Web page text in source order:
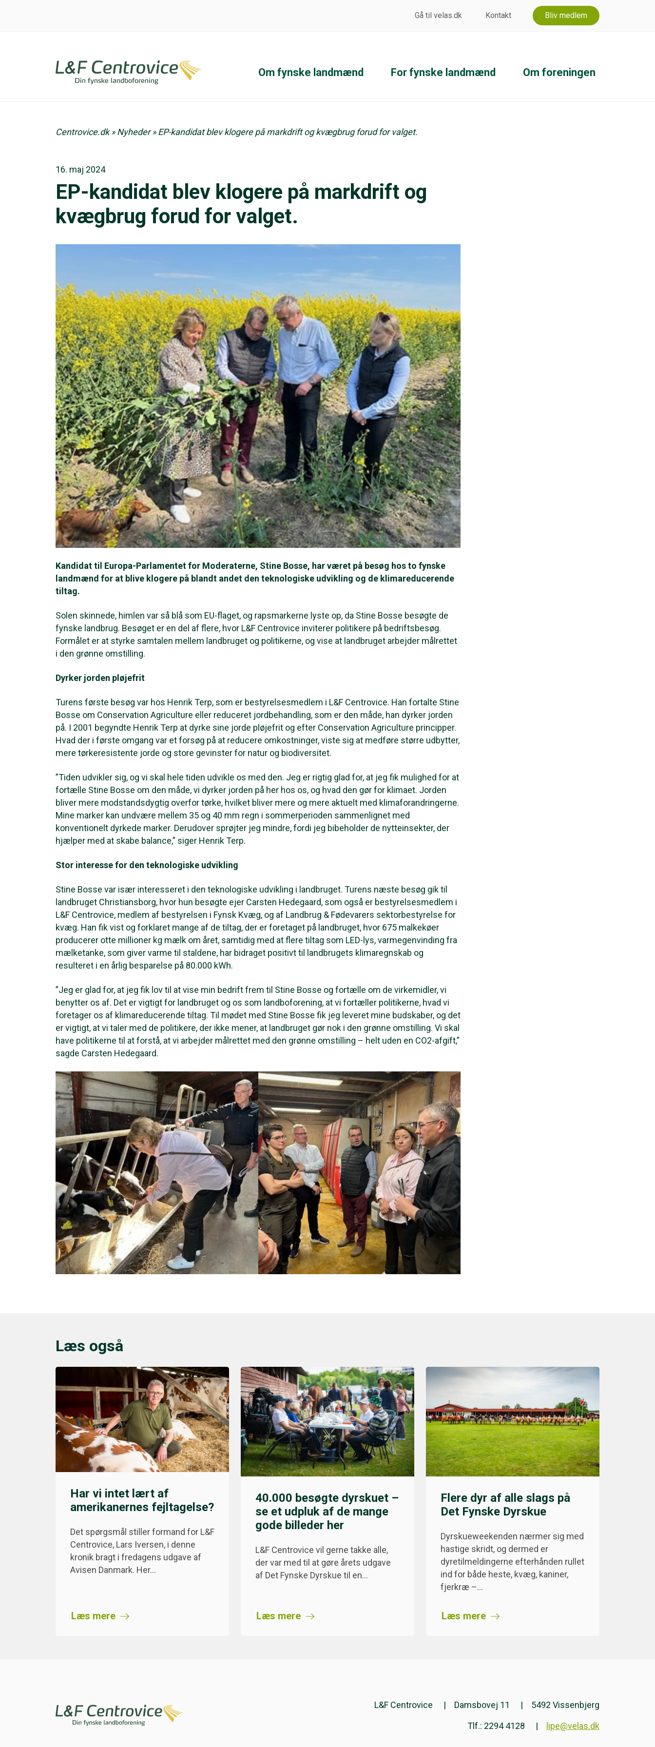
Gå til velas.dk Kontakt Bliv medlem
Om fynske landmænd For fynske landmænd Om foreningen
Centrovice.dk»Nyheder»EP-kandidat blev klogere på markdrift og kvægbrug forud for valget.
16. maj 2024
EP-kandidat blev klogere på markdrift og
kvægbrug forud for valget.
Kandidat til Europa-Parlamentet for Moderaterne, Stine Bosse, har været på besøg hos to fynske
landmænd for at blive klogere på blandt andet den teknologiske udvikling og de klimareducerende
tiltag.
Solen skinnede, himlen var så blå som EU-flaget, og rapsmarkerne lyste op, da Stine Bosse besøgte de
fynske landbrug. Besøget er en del af flere, hvor L&F Centrovice inviterer politikere på bedriftsbesøg.
Formålet er at styrke samtalen mellem landbruget og politikerne, og vise at landbruget arbejder målrettet
i den grønne omstilling.
Dyrker jorden pløjefrit
Turens første besøg var hos Henrik Terp, som er bestyrelsesmedlem i L&F Centrovice. Han fortalte Stine
Bosse om Conservation Agriculture eller reduceret jordbehandling, som er den måde, han dyrker jorden
på. I 2001 begyndte Henrik Terp at dyrke sine jorde pløjefrit og efter Conservation Agriculture principper.
Hvad der i første omgang var et forsøg på at reducere omkostninger, viste sig at medføre større udbytter,
mere tørkeresistente jorde og store gevinster for natur og biodiversitet.
”Tiden udvikler sig, og vi skal hele tiden udvikle os med den. Jeg er rigtig glad for, at jeg fik mulighed for at
fortælle Stine Bosse om den måde, vi dyrker jorden på her hos os, og hvad den gør for klimaet. Jorden
bliver mere modstandsdygtig overfor tørke, hvilket bliver mere og mere aktuelt med klimaforandringerne.
Mine marker kan undvære mellem 35 og 40 mm regn i sommerperioden sammenlignet med
konventionelt dyrkede marker. Derudover sprøjter jeg mindre, fordi jeg bibeholder de nytteinsekter, der
hjælper med at skabe balance,” siger Henrik Terp.
Stor interesse for den teknologiske udvikling
Stine Bosse var især interesseret i den teknologiske udvikling i landbruget. Turens næste besøg gik til
landbruget Christiansborg, hvor hun besøgte ejer Carsten Hedegaard, som også er bestyrelsesmedlem i
L&F Centrovice, medlem af bestyrelsen i Fynsk Kvæg, og af Landbrug & Fødevarers sektorbestyrelse for
kvæg. Han fik vist og forklaret mange af de tiltag, der er foretaget på landbruget, hvor 675 malkekøer
producerer otte millioner kg mælk om året, samtidig med at flere tiltag som LED-lys, varmegenvinding fra
mælketanke, som giver varme til staldene, har bidraget positivt til landbrugets klimaregnskab og
resulteret i en årlig besparelse på 80.000 kWh.
”Jeg er glad for, at jeg fik lov til at vise min bedrift frem til Stine Bosse og fortælle om de virkemidler, vi
benytter os af. Det er vigtigt for landbruget og os som landboforening, at vi fortæller politikerne, hvad vi
foretager os af klimareducerende tiltag. Til mødet med Stine Bosse fik jeg leveret mine budskaber, og det
er vigtigt, at vi taler med de politikere, der ikke mener, at landbruget gør nok i den grønne omstilling. Vi skal
have politikerne til at forstå, at vi arbejder målrettet med den grønne omstilling – helt uden en CO2-afgift,”
sagde Carsten Hedegaard.
Læs også
Har vi intet lært af
amerikanernes fejltagelse?
Det spørgsmål stiller formand for L&F
Centrovice, Lars Iversen, i denne
kronik bragt i fredagens udgave af
Avisen Danmark. Her…
Læs mere
40.000 besøgte dyrskuet –
se et udpluk af de mange
gode billeder her
L&F Centrovice vil gerne takke alle,
der var med til at gøre årets udgave
af Det Fynske Dyrskue til en…
Læs mere
Flere dyr af alle slags på
Det Fynske Dyrskue
Dyrskueweekenden nærmer sig med
hastige skridt, og dermed er
dyretilmeldingerne efterhånden rullet
ind for både heste, kvæg, kaniner,
fjerkræ –…
Læs mere
L&F Centrovice Damsbovej 11 5492 Vissenbjerg
Tlf.: 2294 4128 lipe@velas.dk